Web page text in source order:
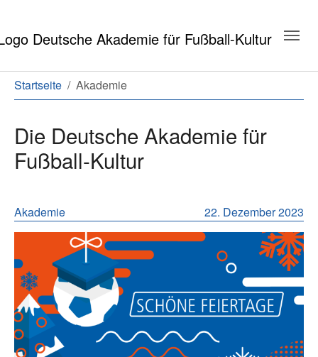
Sie sind hier:
Startseite Akademie
Die Deutsche Akademie für
Fußball-Kultur
Neuigkeiten aus der 22. Dezember 2023
Akademie